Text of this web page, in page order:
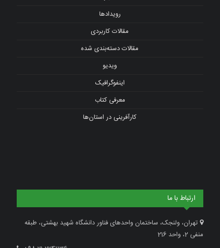
رویدادها
مقالات کاربردی
مقالات دسته‌بندی شده
ویدیو
اینفوگرافیک
معرفی کتاب
کارآفرینی در استان‌ها
ارتباط با ما
تهران، ولنجک، ساختمان واحدهای فناور دانشگاه شهید بهشتی، طبقه
منفی 2، واحد 216